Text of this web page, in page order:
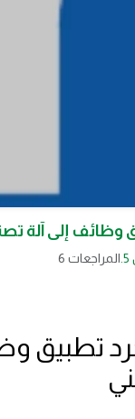
وظائف إلى آلة
6 المراجعات
تطبيق